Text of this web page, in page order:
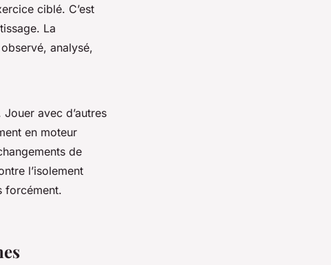
ciblé. C’est
La
analysé,
avec d’autres
en moteur
de
l’isolement
forcément.